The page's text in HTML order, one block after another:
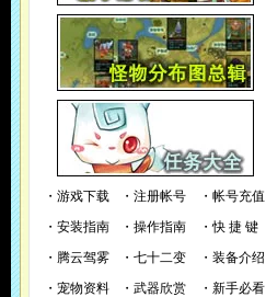
・ 游戏下载 ・ 注册帐号 ・ 帐号充值
・ 安装指南 ・ 操作指南 ・快 捷 键
・ 腾云驾雾 ・ 七十二变 ・ 装备介绍
・ 宠物资料 ・ 武器欣赏 ・ 新手必看